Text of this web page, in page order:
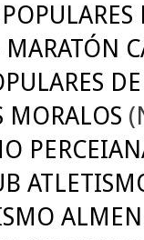
MORALOS